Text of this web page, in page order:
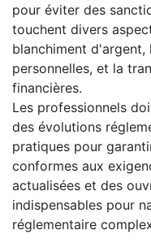
pour éviter des
touchent divers
blanchiment
personnelles, et la
financières.
Les professionnels
des évolutions
pratiques pour
conformes aux
actualisées et des
indispensables pour
réglementaire